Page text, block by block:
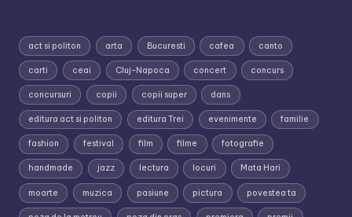
act si politon arta Bucuresti cafea canto
carti ceai Cluj-Napoca concert concurs
concursuri copii copii super dans
editura act si politon editura Trei evenimente familie
fashion festival film filme fotografie
handmade jazz lectura locuri Mata Hari
moarte muzica pasiune pictura povestea ta